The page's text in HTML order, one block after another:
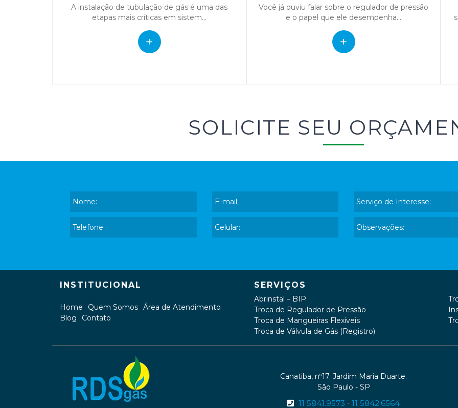
A instalação de tubulação de gás é uma das
etapas mais críticas em sistem...
+
Você já ouviu falar sobre o regulador de pressão
e o papel que ele desempenha...
+
SOLICITE SEU
INSTITUCIONAL SERVIÇOS
Home Quem Somos Área de Atendimento
Blog
Contato
Abrinstal – BIP
Troca de Regulador de Pressão
Troca de Mangueiras Flexíveis
Troca de Válvula de Gás (Registro)
Canatiba, nº17. Jardim Maria Duarte.
São Paulo - SP
11 5841.9573 - 11 5842.6564